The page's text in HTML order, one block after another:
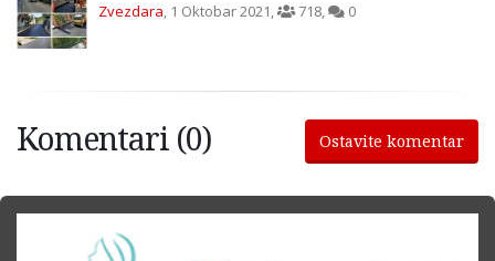
Zvezdara, 1 Oktobar 2021, 718, 0
Komentari (0) Ostavite komentar